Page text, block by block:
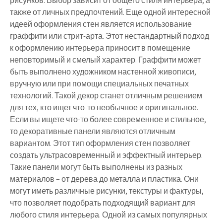
также от личных предпочтений. Еще одной интересной
идеей оформления стен является использование
граффити или стрит-арта. Этот нестандартный подход
к оформлению интерьера приносит в помещение
неповторимый и смелый характер. Граффити может
быть выполнено художником настенной живописи,
вручную или при помощи специальных печатных
технологий. Такой декор станет отличным решением
для тех, кто ищет что-то необычное и оригинальное.
Если вы ищете что-то более современное и стильное,
то декоративные панели являются отличным
вариантом. Этот тип оформления стен позволяет
создать ультрасовременный и эффектный интерьер.
Такие панели могут быть выполнены из разных
материалов – от дерева до металла и пластика. Они
могут иметь различные рисунки, текстуры и фактуры,
что позволяет подобрать подходящий вариант для
любого стиля интерьера. Одной из самых популярных